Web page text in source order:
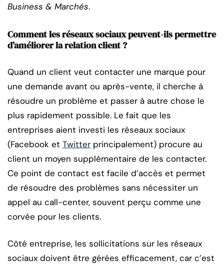
Business & Marchés.
Comment les réseaux sociaux peuvent-ils permettre
d’améliorer la relation client ?
Quand un client veut contacter une marque pour
une demande avant ou après-vente, il cherche à
résoudre un problème et passer à autre chose le
plus rapidement possible. Le fait que les
entreprises aient investi les réseaux sociaux
(Facebook et Twitter principalement) procure au
client un moyen supplémentaire de les contacter.
Ce point de contact est facile d’accès et permet
de résoudre des problèmes sans nécessiter un
appel au call-center, souvent perçu comme une
corvée pour les clients.
Côté entreprise, les sollicitations sur les réseaux
sociaux doivent être gérées efficacement, car c’est